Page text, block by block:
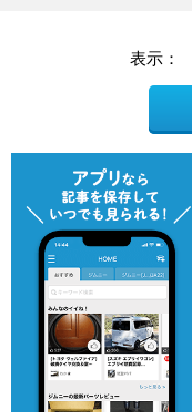
表示：